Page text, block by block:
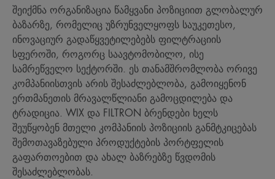
შეიქმნა ორგანიზაცია წამყვანი პოზიციით გლობალურ
ბაზარზე, რომელიც უზრუნველყოფს საუკეთესო,
ინოვაციურ გადაწყვეტილებებს ფილტრაციის
სფეროში, როგორც საავტომობილო, ისე
სამრეწველო სექტორში. ეს თანამშრომლობა ორივე
კომპანიისთვის არის შესაძლებლობა, გამოიყენონ
ერთმანეთის მრავალწლიანი გამოცდილება და
ტრადიცია. WIX და FILTRON ბრენდები ხელს
შეუწყობენ მთელი კომპანიის პოზიციის განმტკიცებას
შემოთავაზებული პროდუქტების პორტფელის
გაფართოებით და ახალ ბაზრებზე წვდომის
შესაძლებლობას.